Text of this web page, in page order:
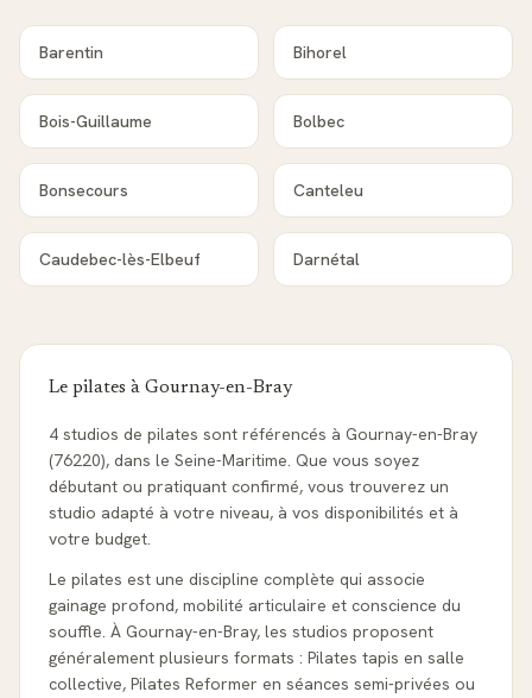
Barentin Bihorel
Bois-Guillaume Bolbec
Bonsecours Canteleu
Caudebec-lès-Elbeuf Darnétal
Le pilates à Gournay-en-Bray
4 studios de pilates sont référencés à Gournay-en-Bray
(76220), dans le Seine-Maritime. Que vous soyez
débutant ou pratiquant confirmé, vous trouverez un
studio adapté à votre niveau, à vos disponibilités et à
votre budget.
Le pilates est une discipline complète qui associe
gainage profond, mobilité articulaire et conscience du
souffle. À Gournay-en-Bray, les studios proposent
généralement plusieurs formats : Pilates tapis en salle
collective, Pilates Reformer en séances semi-privées ou